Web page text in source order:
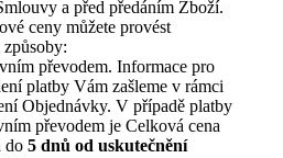
a před předáním Zboží.
ceny můžete provést
převodem. Informace pro
platby Vám zašleme v rámci
Objednávky. V případě platby
převodem je Celková cena
do 5 dnů od uskutečnění